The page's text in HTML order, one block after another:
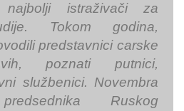
istraživači za
Tokom godina,
predstavnici carske
poznati putnici,
službenici. Novembra
Ruskog